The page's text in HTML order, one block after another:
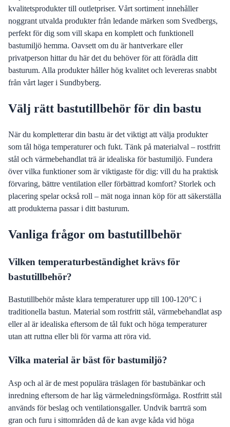
kvalitetsprodukter till outletpriser. Vårt sortiment innehåller
noggrant utvalda produkter från ledande märken som Svedbergs,
perfekt för dig som vill skapa en komplett och funktionell
bastumiljö hemma. Oavsett om du är hantverkare eller
privatperson hittar du här det du behöver för att förädla ditt
basturum. Alla produkter håller hög kvalitet och levereras snabbt
från vårt lager i Sundbyberg.
Välj rätt bastutillbehör för din bastu
När du kompletterar din bastu är det viktigt att välja produkter
som tål höga temperaturer och fukt. Tänk på materialval – rostfritt
stål och värmebehandlat trä är idealiska för bastumiljö. Fundera
över vilka funktioner som är viktigaste för dig: vill du ha praktisk
förvaring, bättre ventilation eller förbättrad komfort? Storlek och
placering spelar också roll – mät noga innan köp för att säkerställa
att produkterna passar i ditt basturum.
Vanliga frågor om bastutillbehör
Vilken temperaturbeständighet krävs för
bastutillbehör?
Bastutillbehör måste klara temperaturer upp till 100-120°C i
traditionella bastun. Material som rostfritt stål, värmebehandlat asp
eller al är idealiska eftersom de tål fukt och höga temperaturer
utan att ruttna eller bli för varma att röra vid.
Vilka material är bäst för bastumiljö?
Asp och al är de mest populära träslagen för bastubänkar och
inredning eftersom de har låg värmeledningsförmåga. Rostfritt stål
används för beslag och ventilationsgaller. Undvik barrträ som
gran och furu i sittområden då de kan avge kåda vid höga